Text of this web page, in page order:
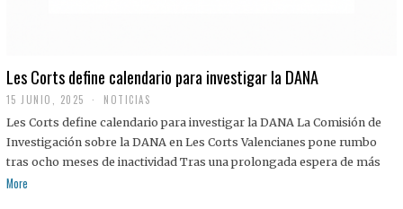
Les Corts define calendario para investigar la DANA
15 JUNIO, 2025 NOTICIAS
Les Corts define calendario para investigar la DANA La Comisión de
Investigación sobre la DANA en Les Corts Valencianes pone rumbo
tras ocho meses de inactividad Tras una prolongada espera de más
More